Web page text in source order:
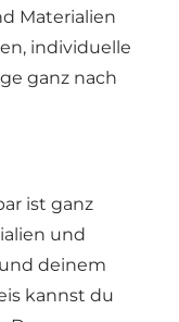
Materialien
individuelle
ganz nach
ist ganz
und
deinem
kannst du